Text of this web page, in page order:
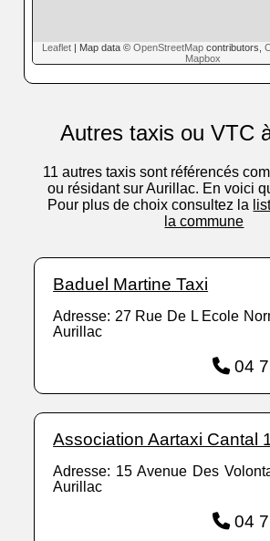
Leaflet | Map data © OpenStreetMap contributors,
Mapbox
Autres taxis ou VTC
11 autres taxis sont référencés
ou résidant sur Aurillac. En voici
Pour plus de choix consultez la
la commune
Baduel Martine Taxi
Adresse: 27 Rue De L Ecole
Aurillac
04
Association Aartaxi Cantal
Adresse: 15 Avenue Des
Aurillac
04